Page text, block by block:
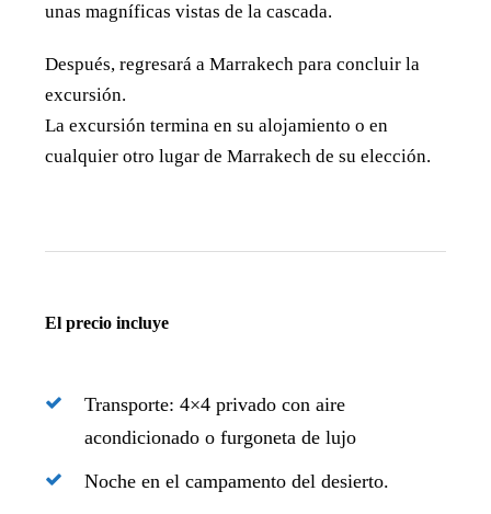
unas magníficas vistas de la cascada.
Después, regresará a Marrakech para concluir la
excursión.
La excursión termina en su alojamiento o en
cualquier otro lugar de Marrakech de su elección.
El precio incluye
Transporte: 4×4 privado con aire
acondicionado o furgoneta de lujo
Noche en el campamento del desierto.